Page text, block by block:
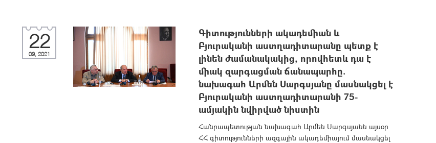
22
09, 2021
Գիտությունների ակադեմիան և
Բյուրականի աստղադիտարանը պետք է
լինեն ժամանակակից, որովհետև դա է
միակ զարգացման ճանապարհը.
նախագահ Արմեն Սարգսյանը մասնակցել է
Բյուրականի աստղադիտարանի 75-
ամյակին նվիրված նիստին
Հանրապետության նախագահ Արմեն Սարգսյանն այսօր
ՀՀ գիտությունների ազգային ակադեմիայում մասնակցել